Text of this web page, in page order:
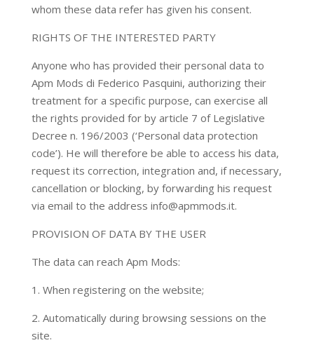
whom these data refer has given his consent.
RIGHTS OF THE INTERESTED PARTY
Anyone who has provided their personal data to
Apm Mods di Federico Pasquini, authorizing their
treatment for a specific purpose, can exercise all
the rights provided for by article 7 of Legislative
Decree n. 196/2003 (‘Personal data protection
code’). He will therefore be able to access his data,
request its correction, integration and, if necessary,
cancellation or blocking, by forwarding his request
via email to the address info@apmmods.it.
PROVISION OF DATA BY THE USER
The data can reach Apm Mods:
1. When registering on the website;
2. Automatically during browsing sessions on the
site.